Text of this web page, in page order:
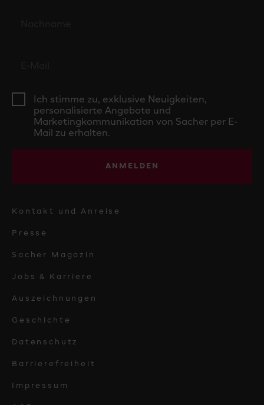
Ich stimme zu, exklusive Neuigkeiten,
personalisierte Angebote und
Marketingkommunikation von Sacher per E-
Mail zu erhalten.
ANMELDEN
Kontakt und Anreise
Presse
Sacher Magazin
Jobs & Karriere
Auszeichnungen
Geschichte
Datenschutz
Barrierefreiheit
Impressum